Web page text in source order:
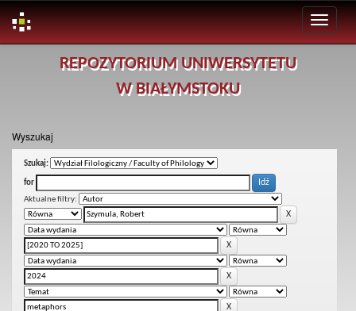
REPOZYTORIUM UNIWERSYTETU
W BIAŁYMSTOKU
Wyszukaj
Szukaj:
for
Aktualne filtry: